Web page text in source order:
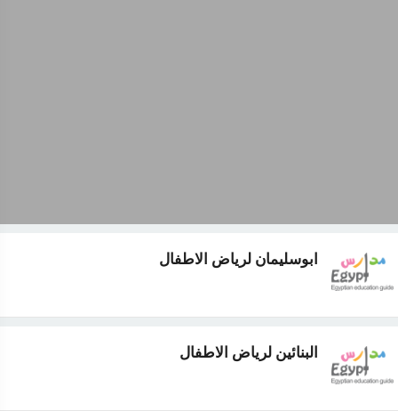
ابوسليمان لرياض الاطفال
البنائين لرياض الاطفال